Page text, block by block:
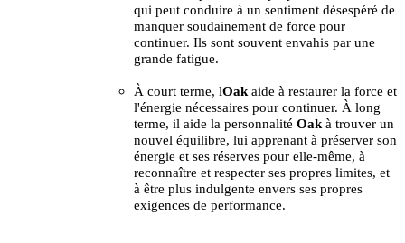
qui peut conduire à un sentiment désespéré de
manquer soudainement de force pour
continuer. Ils sont souvent envahis par une
grande fatigue.
À court terme, lOak aide à restaurer la force et
l'énergie nécessaires pour continuer. À long
terme, il aide la personnalité Oak à trouver un
nouvel équilibre, lui apprenant à préserver son
énergie et ses réserves pour elle-même, à
reconnaître et respecter ses propres limites, et
à être plus indulgente envers ses propres
exigences de performance.